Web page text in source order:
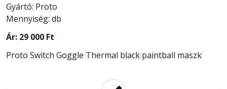
Gyártó: Proto
Mennyiség: db
Ár: 29 000 Ft
Proto Switch Goggle Thermal black paintball maszk